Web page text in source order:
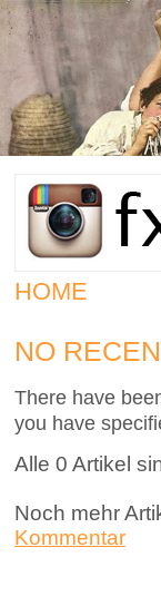
HOME
NO
There have
you have
Alle 0 Artikel
Noch mehr
Kommentar